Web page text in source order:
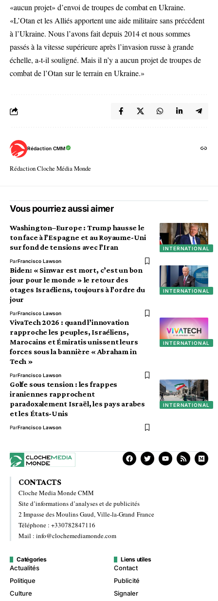
«aucun projet» d’envoi de troupes de combat en Ukraine.
«L’Otan et les Alliés apportent une aide militaire sans précédent
à l’Ukraine. Nous l’avons fait depuis 2014 et nous sommes
passés à la vitesse supérieure après l’invasion russe à grande
échelle, a-t-il souligné. Mais il n’y a aucun projet de troupes de
combat de l’Otan sur le terrain en Ukraine.»
Rédaction CMM
Rédaction Cloche Média Monde
Vous pourriez aussi aimer
INTERNATIONAL
Washington–Europe : Trump hausse le
ton face à l’Espagne et au Royaume-Uni
sur fond de tensions avec l’Iran
ParFrancisco Lawson
INTERNATIONAL
Biden: « Sinwar est mort, c’est un bon
jour pour le monde » le retour des
otages Israéliens, toujours à l’ordre du
jour
ParFrancisco Lawson
INTERNATIONAL
VivaTech 2026 : quand l’innovation
rapproche les peuples, Israéliens,
Marocains et Émiratis unissent leurs
forces sous la bannière « Abraham in
Tech »
ParFrancisco Lawson
INTERNATIONAL
Golfe sous tension : les frappes
iraniennes rapprochent
paradoxalement Israël, les pays arabes
et les États-Unis
ParFrancisco Lawson
CONTACTS
Cloche Media Monde CMM
Site d’informations d’analyses et de publicités
2 Impasse des Moulins Gaud, Ville-la-Grand France
Téléphone : +330782847116
Mail : info@clochemediamonde.com
Catégories
Actualités
Politique
Culture
Liens utiles
Contact
Publicité
Signaler